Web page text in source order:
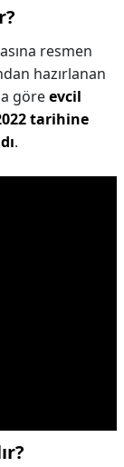
resmen
hazırlanan
göreevcil
tarihine
.